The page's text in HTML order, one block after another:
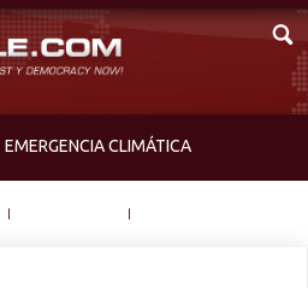
EMERGENCIA CLIMÁTICA